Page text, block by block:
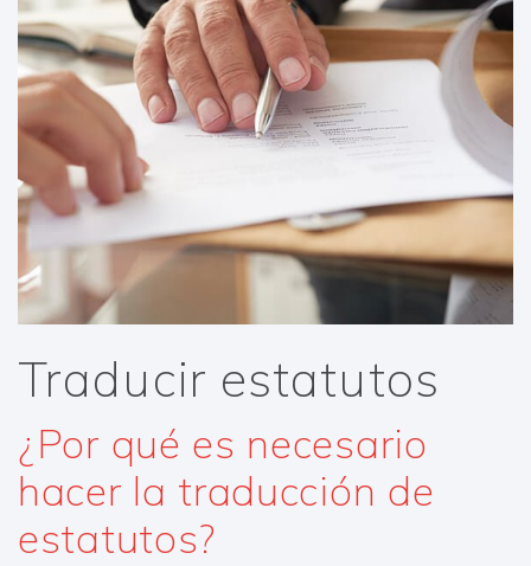
Traducir estatutos
¿Por qué es necesario
hacer la traducción de
estatutos?